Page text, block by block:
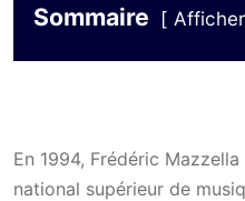
Sommaire Afficher
En 1994, Frédéric
national supérieur de